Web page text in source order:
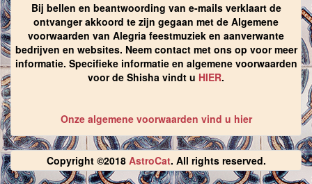
Bij bellen en beantwoording van e-mails verklaart de
ontvanger akkoord te zijn gegaan met de Algemene
voorwaarden van Alegria feestmuziek en aanverwante
bedrijven en websites. Neem contact met ons op voor meer
informatie. Specifieke informatie en algemene voorwaarden
voor de Shisha vindt u HIER.
Onze algemene voorwaarden vind u hier
Copyright ©2018 AstroCat. All rights reserved.